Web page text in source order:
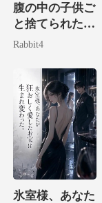
腹の中の子供ご
と捨てられたの
で、世界最強の
した。
Rabbit4
氷室様、あなた